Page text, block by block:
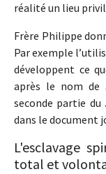
réalité un lieu
Frère Philippe
Par exemple
développent ce
après le nom de
seconde partie du
dans le document
L'esclavage
total et